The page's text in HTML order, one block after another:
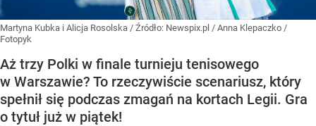
Martyna Kubka i Alicja Rosolska / Źródło: Newspix.pl / Anna Klepaczko /
Fotopyk
Aż trzy Polki w finale turnieju tenisowego
w Warszawie? To rzeczywiście scenariusz, który
spełnił się podczas zmagań na kortach Legii. Gra
o tytuł już w piątek!